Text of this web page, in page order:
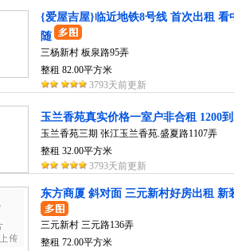
{爱屋吉屋}临近地铁8号线 首次出租 看
随
三杨新村 板泉路95弄
整租 82.00平方米
3793天前更新
玉兰香苑真实价格一室户非合租 1200
玉兰香苑三期 张江玉兰香苑.盛夏路1107弄
整租 32.00平方米
3793天前更新
东方商厦 斜对面 三元新村好房出租 新
三元新村 三元路136弄
整租 72.00平方米